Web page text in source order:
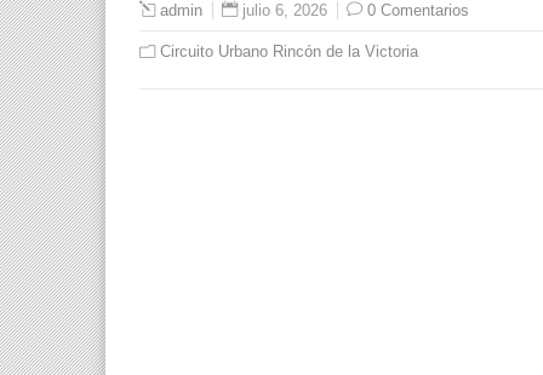
admin julio 6, 2026 0 Comentarios
Circuito Urbano Rincón de la Victoria